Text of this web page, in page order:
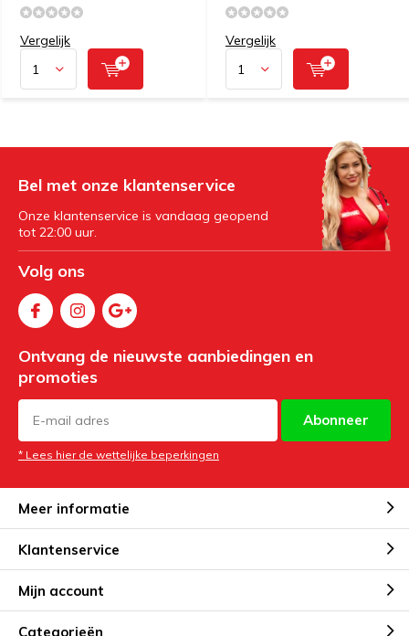
Vergelijk Vergelijk
Bel met onze klantenservice
Onze klantenservice is vandaag geopend
tot 22:00 uur.
Volg ons
Ontvang de nieuwste aanbiedingen en
promoties
Abonneer
* Lees hier de wettelijke beperkingen
Meer informatie
Klantenservice
Mijn account
Categorieën